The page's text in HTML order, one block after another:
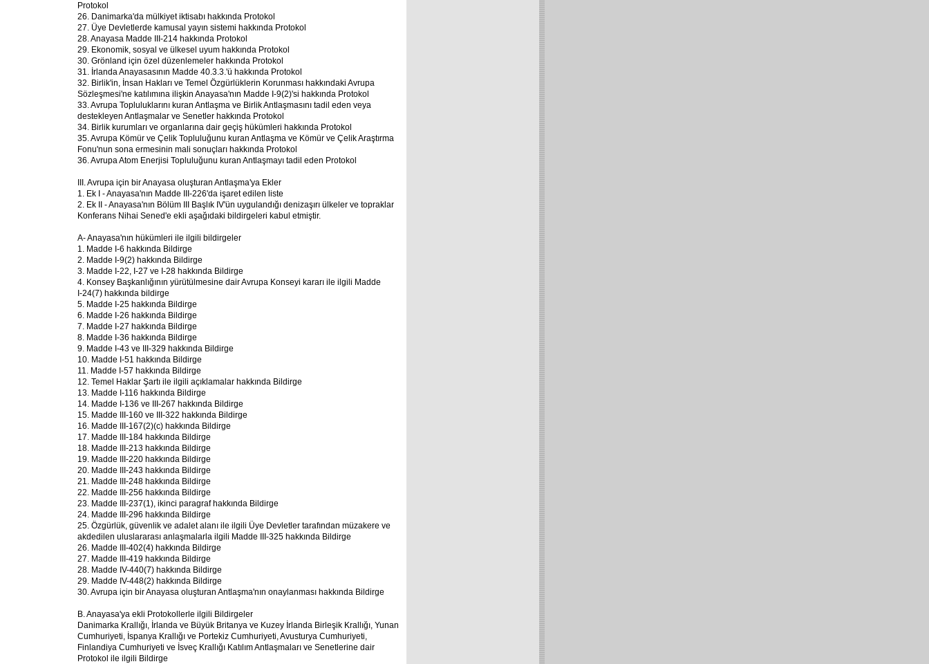
Protokol
26. Danimarka'da mülkiyet iktisabı hakkında Protokol
27. Üye Devletlerde kamusal yayın sistemi hakkında Protokol
28. Anayasa Madde III-214 hakkında Protokol
29. Ekonomik, sosyal ve ülkesel uyum hakkında Protokol
30. Grönland için özel düzenlemeler hakkında Protokol
31. İrlanda Anayasasının Madde 40.3.3.'ü hakkında Protokol
32. Birlik'in, İnsan Hakları ve Temel Özgürlüklerin Korunması hakkındaki Avrupa
Sözleşmesi'ne katılımına ilişkin Anayasa'nın Madde I-9(2)'si hakkında Protokol
33. Avrupa Topluluklarını kuran Antlaşma ve Birlik Antlaşmasını tadil eden veya
destekleyen Antlaşmalar ve Senetler hakkında Protokol
34. Birlik kurumları ve organlarına dair geçiş hükümleri hakkında Protokol
35. Avrupa Kömür ve Çelik Topluluğunu kuran Antlaşma ve Kömür ve Çelik Araştırma
Fonu'nun sona ermesinin mali sonuçları hakkında Protokol
36. Avrupa Atom Enerjisi Topluluğunu kuran Antlaşmayı tadil eden Protokol
III. Avrupa için bir Anayasa oluşturan Antlaşma'ya Ekler
1. Ek I - Anayasa'nın Madde III-226'da işaret edilen liste
2. Ek II - Anayasa'nın Bölüm III Başlık IV'ün uygulandığı denizaşırı ülkeler ve topraklar
Konferans Nihai Sened'e ekli aşağıdaki bildirgeleri kabul etmiştir.
A- Anayasa'nın hükümleri ile ilgili bildirgeler
1. Madde I-6 hakkında Bildirge
2. Madde I-9(2) hakkında Bildirge
3. Madde I-22, I-27 ve I-28 hakkında Bildirge
4. Konsey Başkanlığının yürütülmesine dair Avrupa Konseyi kararı ile ilgili Madde
I-24(7) hakkında bildirge
5. Madde I-25 hakkında Bildirge
6. Madde I-26 hakkında Bildirge
7. Madde I-27 hakkında Bildirge
8. Madde I-36 hakkında Bildirge
9. Madde I-43 ve III-329 hakkında Bildirge
10. Madde I-51 hakkında Bildirge
11. Madde I-57 hakkında Bildirge
12. Temel Haklar Şartı ile ilgili açıklamalar hakkında Bildirge
13. Madde I-116 hakkında Bildirge
14. Madde I-136 ve III-267 hakkında Bildirge
15. Madde III-160 ve III-322 hakkında Bildirge
16. Madde III-167(2)(c) hakkında Bildirge
17. Madde III-184 hakkında Bildirge
18. Madde III-213 hakkında Bildirge
19. Madde III-220 hakkında Bildirge
20. Madde III-243 hakkında Bildirge
21. Madde III-248 hakkında Bildirge
22. Madde III-256 hakkında Bildirge
23. Madde III-237(1), ikinci paragraf hakkında Bildirge
24. Madde III-296 hakkında Bildirge
25. Özgürlük, güvenlik ve adalet alanı ile ilgili Üye Devletler tarafından müzakere ve
akdedilen uluslararası anlaşmalarla ilgili Madde III-325 hakkında Bildirge
26. Madde III-402(4) hakkında Bildirge
27. Madde III-419 hakkında Bildirge
28. Madde IV-440(7) hakkında Bildirge
29. Madde IV-448(2) hakkında Bildirge
30. Avrupa için bir Anayasa oluşturan Antlaşma'nın onaylanması hakkında Bildirge
B. Anayasa'ya ekli Protokollerle ilgili Bildirgeler
Danimarka Krallığı, İrlanda ve Büyük Britanya ve Kuzey İrlanda Birleşik Krallığı, Yunan
Cumhuriyeti, İspanya Krallığı ve Portekiz Cumhuriyeti, Avusturya Cumhuriyeti,
Finlandiya Cumhuriyeti ve İsveç Krallığı Katılım Antlaşmaları ve Senetlerine dair
Protokol ile ilgili Bildirge